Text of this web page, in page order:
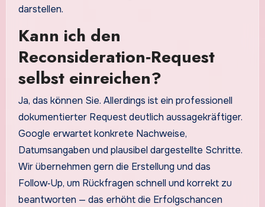
darstellen.
Kann ich den
Reconsideration‑Request
selbst einreichen?
Ja, das können Sie. Allerdings ist ein professionell
dokumentierter Request deutlich aussagekräftiger.
Google erwartet konkrete Nachweise,
Datumsangaben und plausibel dargestellte Schritte.
Wir übernehmen gern die Erstellung und das
Follow‑Up, um Rückfragen schnell und korrekt zu
beantworten — das erhöht die Erfolgschancen